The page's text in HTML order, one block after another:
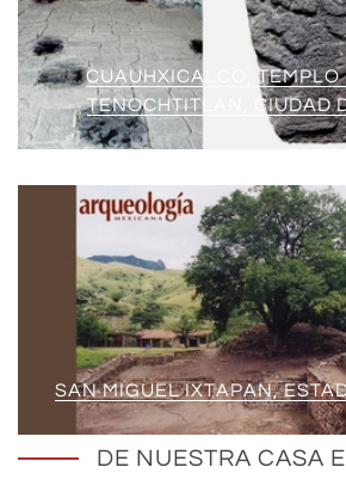
CUAUHXICALCO, TEMPLO
TENOCHTITLAN, CIUDAD
SAN MIGUEL IXTAPAN,
DE NUESTRA CASA